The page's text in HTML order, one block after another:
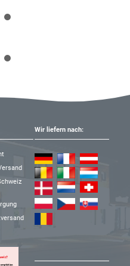
Wir liefern nach: